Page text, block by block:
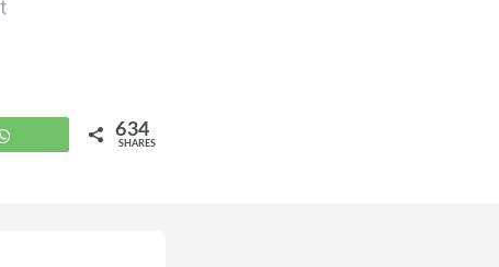
WhatsApp 634
SHARES